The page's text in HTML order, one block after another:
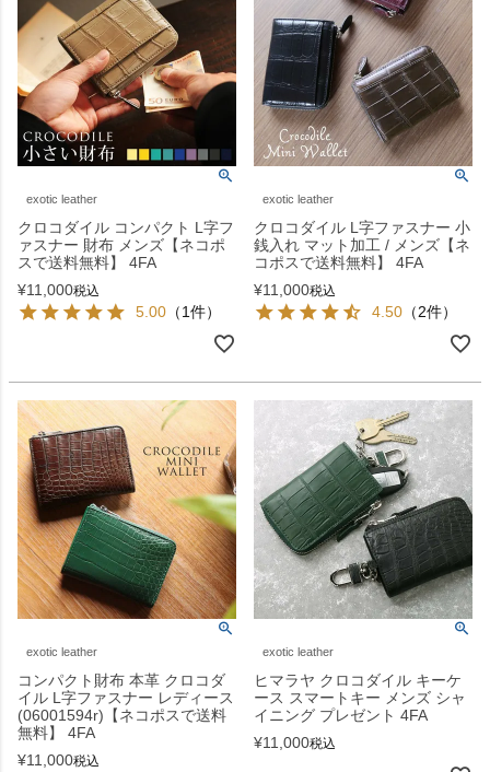
exotic leather
クロコダイル コンパクト L字フ
ァスナー 財布 メンズ【ネコポ
スで送料無料】 4FA
¥11,000税込
5.00 （1件）
exotic leather
クロコダイル L字ファスナー 小
銭入れ マット加工 / メンズ【ネ
コポスで送料無料】 4FA
¥11,000税込
4.50 （2件）
exotic leather
コンパクト財布 本革 クロコダ
イル L字ファスナー レディース
(06001594r)【ネコポスで送料
無料】 4FA
¥11,000税込
exotic leather
ヒマラヤ クロコダイル キーケ
ース スマートキー メンズ シャ
イニング プレゼント 4FA
¥11,000税込